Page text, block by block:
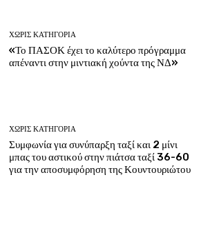
ΧΩΡΊΣ ΚΑΤΗΓΟΡΊΑ
«Το ΠΑΣΟΚ έχει το καλύτερο πρόγραμμα
απέναντι στην μιντιακή χούντα της ΝΔ»
ΧΩΡΊΣ ΚΑΤΗΓΟΡΊΑ
Συμφωνία για συνύπαρξη ταξί και 2 μίνι
μπας του αστικού στην πιάτσα ταξί 36-60
για την αποσυμφόρηση της Κουντουριώτου